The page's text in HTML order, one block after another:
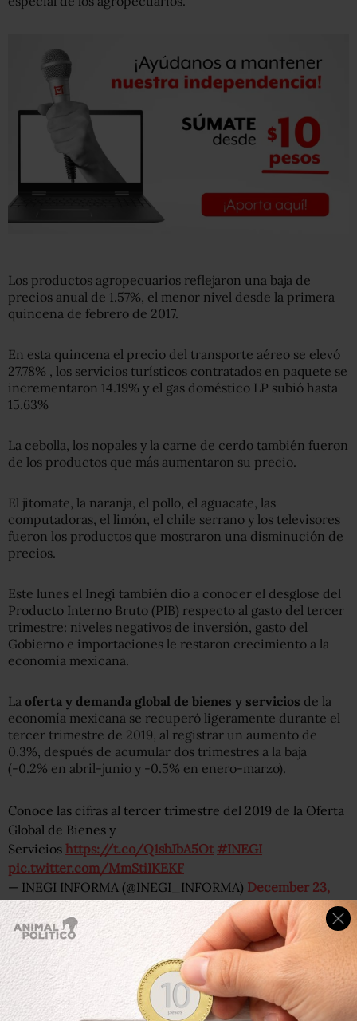
Los productos agropecuarios reflejaron una baja de
precios anual de 1.57%, el menor nivel desde la primera
quincena de febrero de 2017.
En esta quincena el precio del transporte aéreo se elevó
27.78% , los servicios turísticos contratados en paquete se
incrementaron 14.19% y el gas doméstico LP subió hasta
15.63%
La cebolla, los nopales y la carne de cerdo también fueron
de los productos que más aumentaron su precio.
El jitomate, la naranja, el pollo, el aguacate, las
computadoras, el limón, el chile serrano y los televisores
fueron los productos que mostraron una disminución de
precios.
Este lunes el Inegi también dio a conocer el desglose del
Producto Interno Bruto (PIB) respecto al gasto del tercer
trimestre: niveles negativos de inversión, gasto del
Gobierno e importaciones le restaron crecimiento a la
economía mexicana.
La oferta y demanda global de bienes y servicios de la
economía mexicana se recuperó ligeramente durante el
tercer trimestre de 2019, al registrar un aumento de
0.3%, después de acumular dos trimestres a la baja
(-0.2% en abril-junio y -0.5% en enero-marzo).
Conoce las cifras al tercer trimestre del 2019 de la Oferta
Global de Bienes y
Servicios https://t.co/Q1sbJbA5Ot #INEGI
pic.twitter.com/MmStiIKEKF
— INEGI INFORMA (@INEGI_INFORMA) December 23,
2019
Por componentes de la demanda global, las
exportaciones
de bienes y servicios se incrementaron
0.62% durante el tercer trimestre del presente año.